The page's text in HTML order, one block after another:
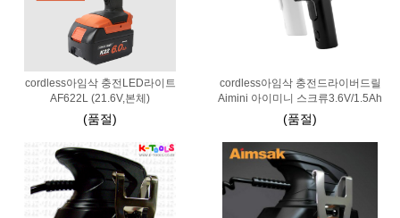
cordless아임삭 충전LED라이트
AF622L (21.6V,본체)
(품절)
cordless아임삭 충전드라이버드릴
Aimini 아이미니 스크류3.6V/1.5Ah
(품절)